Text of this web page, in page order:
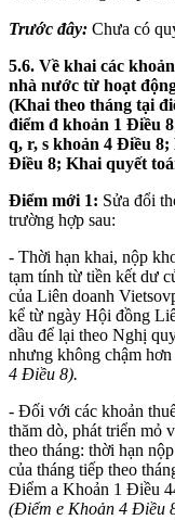
Trước đây: Chưa có
5.6. Về khai các
nhà nước từ hoạt
(Khai theo tháng tại
điểm đ khoản 1 Điều
q, r, s khoản 4 Điều
Điều 8; Khai quyết
Điểm mới 1: Sửa đổi
trường hợp sau:
- Thời hạn khai, nộp
tạm tính từ tiền kết dư
của Liên doanh
kể từ ngày Hội đồng
dầu để lại theo Nghị
nhưng không chậm
4 Điều 8).
- Đối với các khoản
thăm dò, phát triển mỏ
theo tháng: thời hạn
của tháng tiếp theo
Điểm a Khoản 1 Điều
(Điểm e Khoản 4 Điều